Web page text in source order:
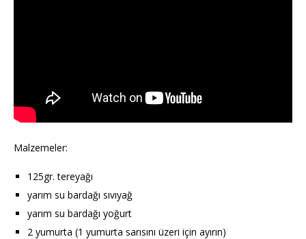
Malzemeler:
125gr. tereyağı
yarım su bardağı sıvıyağ
yarım su bardağı yoğurt
2 yumurta (1 yumurta sarısını üzeri için ayırın)